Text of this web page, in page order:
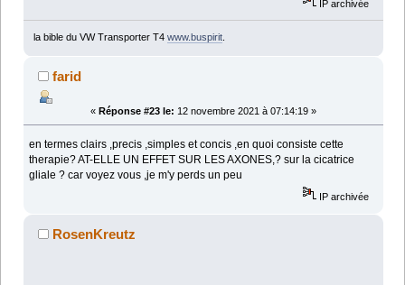
IP archivée
la bible du VW Transporter T4 www.buspirit.
farid
« Réponse #23 le: 12 novembre 2021 à 07:14:19 »
en termes clairs ,precis ,simples et concis ,en quoi consiste cette
therapie? AT-ELLE UN EFFET SUR LES AXONES,? sur la cicatrice
gliale ? car voyez vous ,je m'y perds un peu
IP archivée
RosenKreutz